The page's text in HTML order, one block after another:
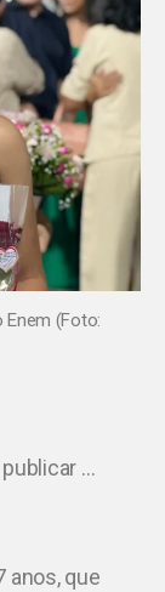
(Foto:
…
anos, que